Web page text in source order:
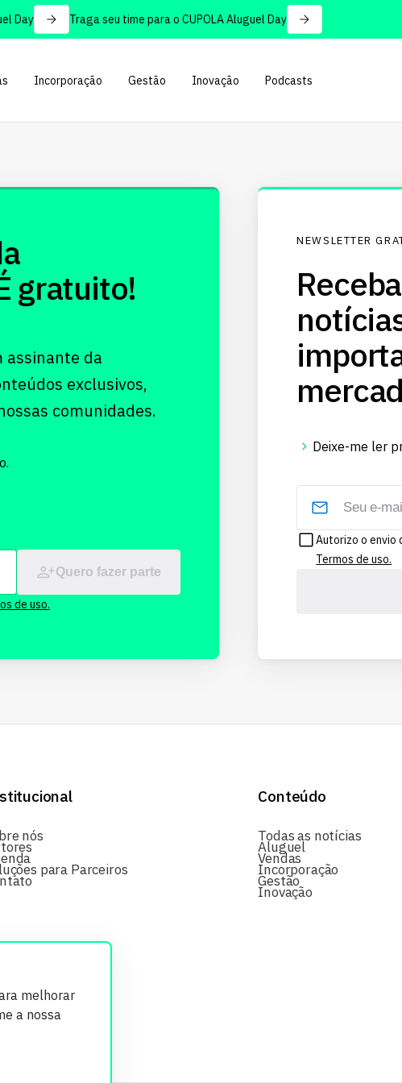
Day Traga seu time para o CUPOLA Aluguel Day
Incorporação Gestão Inovação Podcasts
melhorar
a nossa
gratuito!
assinante da
exclusivos,
comunidades.
Quero fazer parte
de uso.
NEWSLETTER
Deixe-me ler
Autorizo o envio
Termos de uso.
nós
para Parceiros
Conteúdo
Todas as notícias
Aluguel
Vendas
Incorporação
Gestão
Inovação